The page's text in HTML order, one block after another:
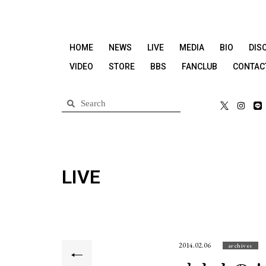
HOME NEWS LIVE MEDIA BIO
VIDEO
STORE BBS FANCLUB
LIVE
2014.02.06 archives